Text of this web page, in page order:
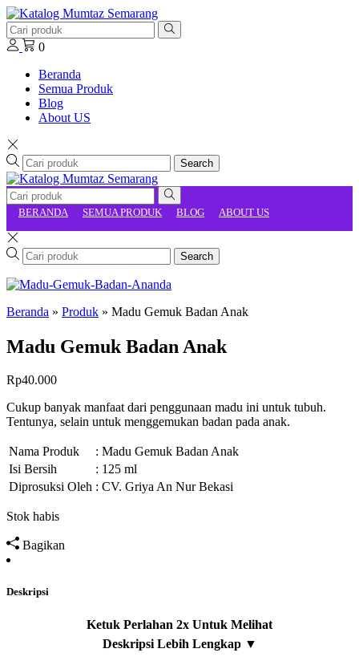
0
Beranda
Semua Produk
Blog
About US
Search
BERANDA SEMUA PRODUK BLOG ABOUT US
Search
Beranda » Produk » Madu Gemuk Badan Anak
Madu Gemuk Badan Anak
Rp40.000
Cukup banyak manfaat dari penggunaan madu ini untuk tubuh.
Tentunya, selain untuk menggemukan badan pada anak.
Nama Produk
: Madu Gemuk Badan Anak
Isi Bersih
: 125 ml
Diprosuksi Oleh : CV. Griya An Nur Bekasi
Stok habis
Bagikan
Deskripsi